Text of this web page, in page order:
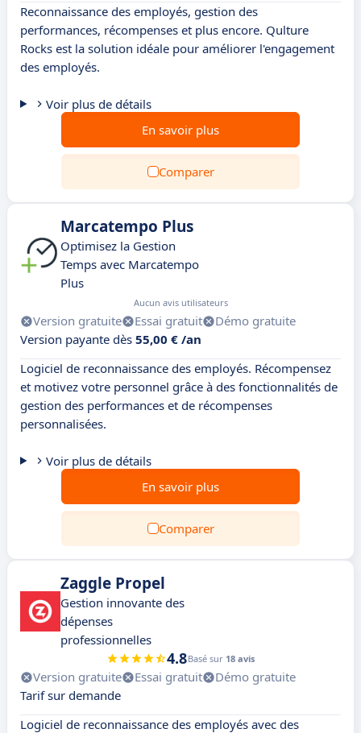
Reconnaissance des employés, gestion des
performances, récompenses et plus encore. Qulture
Rocks est la solution idéale pour améliorer l'engagement
des employés.
Voir plus de détails
En savoir plus
Comparer
Marcatempo Plus
Optimisez la Gestion
Temps avec Marcatempo
Plus
Aucun avis utilisateurs
Version gratuite Essai gratuit
Démo gratuite
Version payante dès 55,00 € /an
Logiciel de reconnaissance des employés. Récompensez
et motivez votre personnel grâce à des fonctionnalités de
gestion des performances et de récompenses
personnalisées.
Voir plus de détails
En savoir plus
Comparer
Zaggle Propel
Gestion innovante des
dépenses
professionnelles
4.8Basé sur 18 avis
Version gratuite Essai gratuit
Démo gratuite
Tarif sur demande
Logiciel de reconnaissance des employés avec des